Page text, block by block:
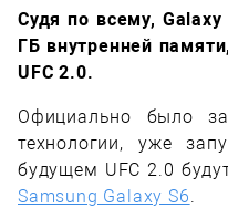
Судя по всему,
ГБ внутренней
UFC 2.0.
Официально было
технологии, уже
будущем UFC 2.0
Samsung Galaxy S6.